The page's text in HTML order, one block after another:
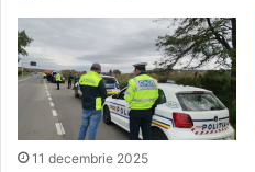
11 decembrie 2025